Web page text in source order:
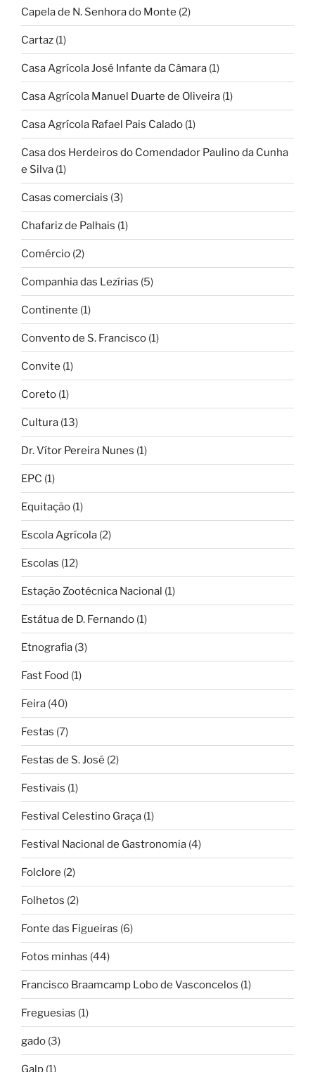
Capela de N. Senhora do Monte (2)
Cartaz (1)
Casa Agrícola José Infante da Câmara (1)
Casa Agrícola Manuel Duarte de Oliveira (1)
Casa Agrícola Rafael Pais Calado (1)
Casa dos Herdeiros do Comendador Paulino da Cunha
e Silva (1)
Casas comerciais (3)
Chafariz de Palhais (1)
Comércio (2)
Companhia das Lezírias (5)
Continente (1)
Convento de S. Francisco (1)
Convite (1)
Coreto (1)
Cultura (13)
Dr. Vítor Pereira Nunes (1)
EPC (1)
Equitação (1)
Escola Agrícola (2)
Escolas (12)
Estação Zootécnica Nacional (1)
Estátua de D. Fernando (1)
Etnografia (3)
Fast Food (1)
Feira (40)
Festas (7)
Festas de S. José (2)
Festivais (1)
Festival Celestino Graça (1)
Festival Nacional de Gastronomia (4)
Folclore (2)
Folhetos (2)
Fonte das Figueiras (6)
Fotos minhas (44)
Francisco Braamcamp Lobo de Vasconcelos (1)
Freguesias (1)
gado (3)
Galp (1)